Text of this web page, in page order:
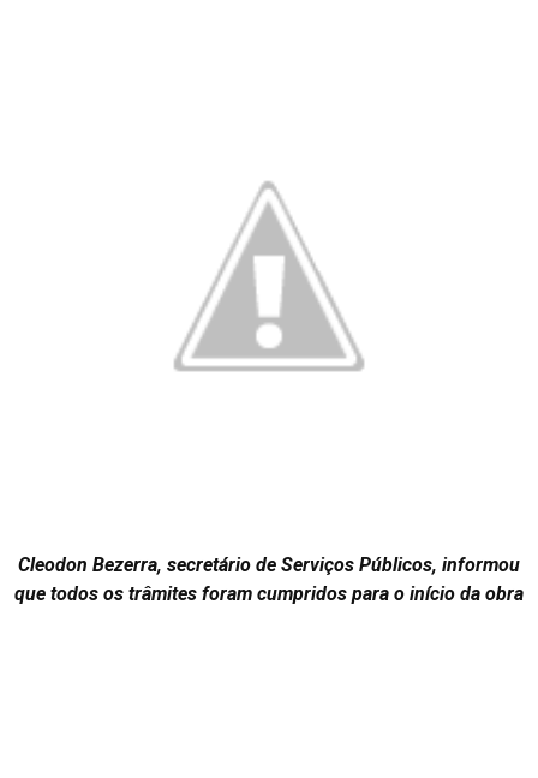
Cleodon Bezerra, secretário de Serviços Públicos, informou
que todos os trâmites foram cumpridos para o início da obra